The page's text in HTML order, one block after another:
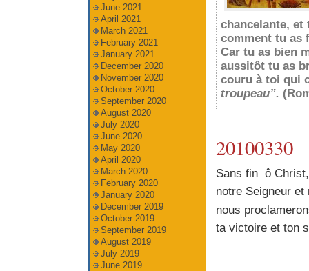
chancelante, et
comment tu as
Car tu as bien
aussitôt tu as
couru à toi qui
troupeau”.
20100330
Sans fin ô Christ,
notre Seigneur et
nous
ta victoire et ton
June 2021
April 2021
March 2021
February 2021
January 2021
December 2020
November 2020
October 2020
September 2020
August 2020
July 2020
June 2020
May 2020
April 2020
March 2020
February 2020
January 2020
December 2019
October 2019
September 2019
August 2019
July 2019
June 2019